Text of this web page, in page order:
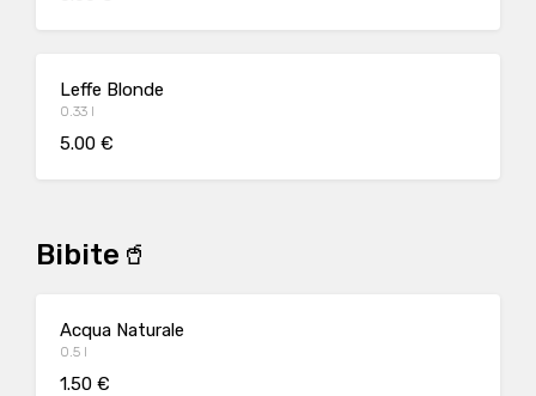
Leffe Blonde
0.33 l
5.00 €
Bibite🥤
Acqua Naturale
0.5 l
1.50 €